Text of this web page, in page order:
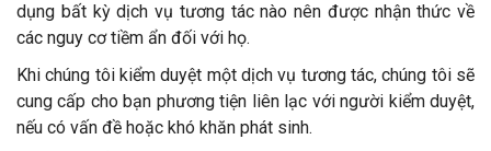
dụng bất kỳ dịch vụ tương tác nào nên được nhận thức về
các nguy cơ tiềm ẩn đối với họ.
Khi chúng tôi kiểm duyệt một dịch vụ tương tác, chúng tôi sẽ
cung cấp cho bạn phương tiện liên lạc với người kiểm duyệt,
nếu có vấn đề hoặc khó khăn phát sinh.